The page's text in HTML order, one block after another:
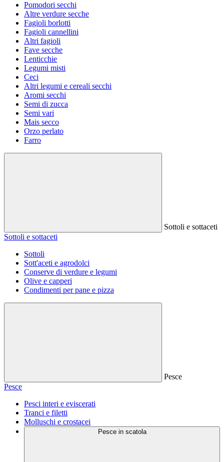
Pomodori secchi
Altre verdure secche
Fagioli borlotti
Fagioli cannellini
Altri fagioli
Fave secche
Lenticchie
Legumi misti
Ceci
Altri legumi e cereali secchi
Aromi secchi
Semi di zucca
Semi vari
Mais secco
Orzo perlato
Farro
Sottoli e sottaceti
Sottoli e sottaceti
Sottoli
Sott'aceti e agrodolci
Conserve di verdure e legumi
Olive e capperi
Condimenti per pane e pizza
Pesce
Pesce
Pesci interi e eviscerati
Tranci e filetti
Molluschi e crostacei
Pesce in scatola